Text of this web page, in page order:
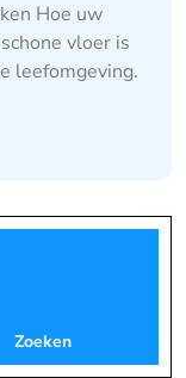
Hoe uw
vloer is
leefomgeving.
Zoeken